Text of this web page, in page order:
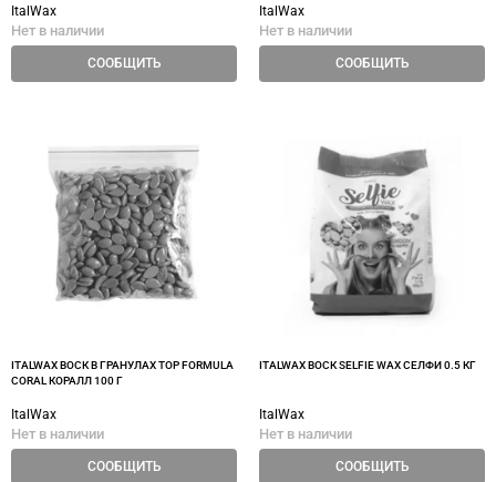
ItalWax
Нет в наличии
СООБЩИТЬ
ItalWax
Нет в наличии
СООБЩИТЬ
ITALWAX ВОСК В ГРАНУЛАХ TOP FORMULA
CORAL КОРАЛЛ 100 Г
ItalWax
Нет в наличии
СООБЩИТЬ
ITALWAX ВОСК SELFIE WAX СЕЛФИ 0.5 КГ
ItalWax
Нет в наличии
СООБЩИТЬ